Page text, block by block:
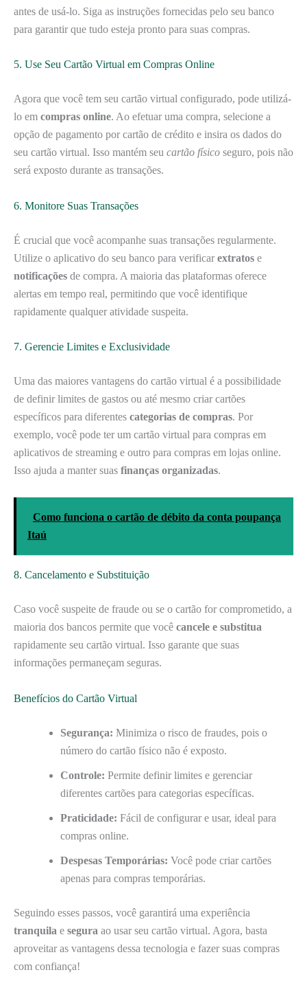
antes de usá-lo. Siga as instruções fornecidas pelo seu banco
para garantir que tudo esteja pronto para suas compras.
5. Use Seu Cartão Virtual em Compras Online
Agora que você tem seu cartão virtual configurado, pode utilizá-
lo em compras online. Ao efetuar uma compra, selecione a
opção de pagamento por cartão de crédito e insira os dados do
seu cartão virtual. Isso mantém seu cartão físico seguro, pois não
será exposto durante as transações.
6. Monitore Suas Transações
É crucial que você acompanhe suas transações regularmente.
Utilize o aplicativo do seu banco para verificar extratos e
notificações de compra. A maioria das plataformas oferece
alertas em tempo real, permitindo que você identifique
rapidamente qualquer atividade suspeita.
7. Gerencie Limites e Exclusividade
Uma das maiores vantagens do cartão virtual é a possibilidade
de definir limites de gastos ou até mesmo criar cartões
específicos para diferentes categorias de compras. Por
exemplo, você pode ter um cartão virtual para compras em
aplicativos de streaming e outro para compras em lojas online.
Isso ajuda a manter suas finanças organizadas.
Como funciona o cartão de débito da conta poupança
Itaú
8. Cancelamento e Substituição
Caso você suspeite de fraude ou se o cartão for comprometido, a
maioria dos bancos permite que você cancele e substitua
rapidamente seu cartão virtual. Isso garante que suas
informações permaneçam seguras.
Benefícios do Cartão Virtual
Segurança: Minimiza o risco de fraudes, pois o
número do cartão físico não é exposto.
Controle: Permite definir limites e gerenciar
diferentes cartões para categorias específicas.
Praticidade: Fácil de configurar e usar, ideal para
compras online.
Despesas Temporárias: Você pode criar cartões
apenas para compras temporárias.
Seguindo esses passos, você garantirá uma experiência
tranquila e segura ao usar seu cartão virtual. Agora, basta
aproveitar as vantagens dessa tecnologia e fazer suas compras
com confiança!